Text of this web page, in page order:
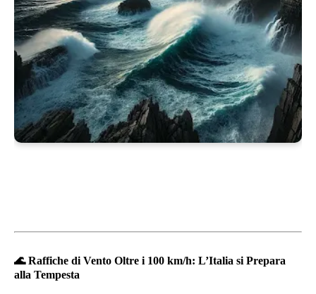
🌊Raffiche di Vento Oltre i 100 km/h: L’Italia si Prepara
alla Tempesta